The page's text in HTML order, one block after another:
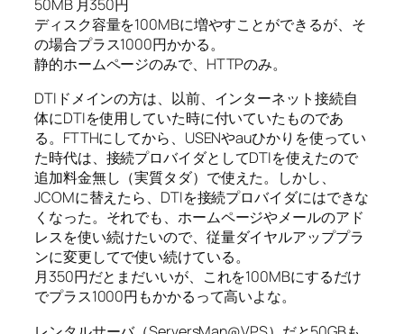
50MB 月350円
ディスク容量を100MBに増やすことができるが、そ
の場合プラス1000円かかる。
静的ホームページのみで、HTTPのみ。
DTIドメインの方は、以前、インターネット接続自
体にDTIを使用していた時に付いていたものであ
る。FTTHにしてから、USENやauひかりを使ってい
た時代は、接続プロバイダとしてDTIを使えたので
追加料金無し（実質タダ）で使えた。しかし、
JCOMに替えたら、DTIを接続プロバイダにはできな
くなった。それでも、ホームページやメールのアド
レスを使い続けたいので、従量ダイヤルアッププラ
ンに変更してで使い続けている。
月350円だとまだいいが、これを100MBにするだけ
でプラス1000円もかかるって高いよな。